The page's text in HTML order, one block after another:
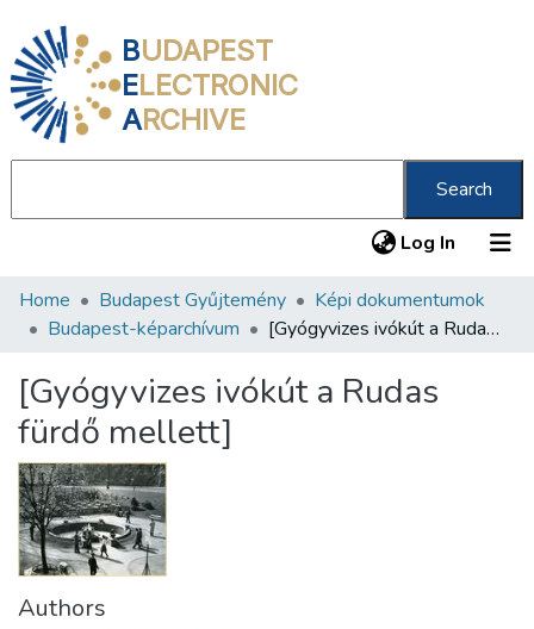
BUDAPEST
ELECTRONIC
ARCHIVE
Search
Log In (current)
Communities & Collections
Statistics
About us
Home Budapest Gyűjtemény
Képi dokumentumok
Budapest-képarchívum
[Gyógyvizes ivókút a Rudas fürdő mellett]
[Gyógyvizes ivókút a Rudas
fürdő mellett]
Authors